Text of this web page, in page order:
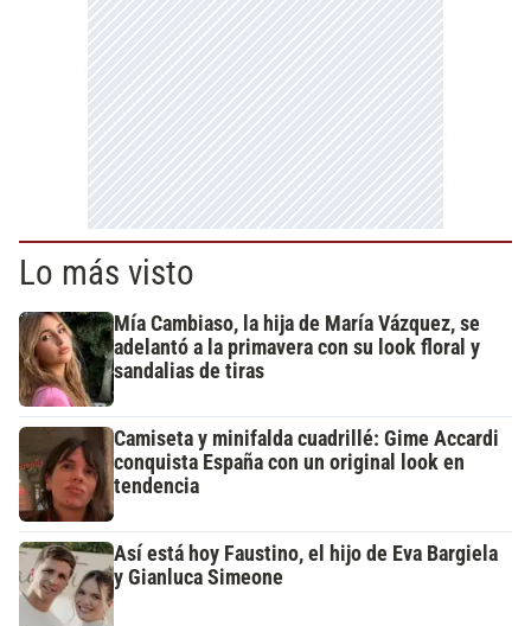
Lo más visto
Mía Cambiaso, la hija de María Vázquez, se
adelantó a la primavera con su look floral y
sandalias de tiras
Camiseta y minifalda cuadrillé: Gime Accardi
conquista España con un original look en
tendencia
Así está hoy Faustino, el hijo de Eva Bargiela
y Gianluca Simeone